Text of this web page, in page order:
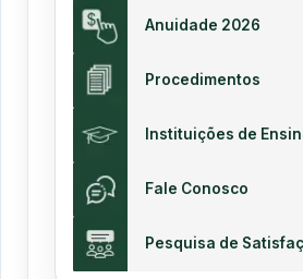
Anuidade 2026
Procedimentos
Instituições de
Fale Conosco
Pesquisa de